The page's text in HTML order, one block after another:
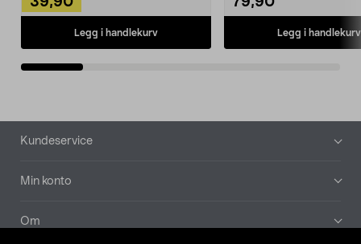
Legg i handlekurv Legg i handlekurv
Bunntekst
Kundeservice
Min konto
Om